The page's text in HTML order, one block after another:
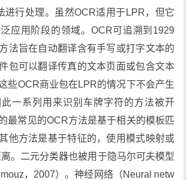
进行处理。虽然OCR适用于LPR，但它
应用阶段的领域。OCR可追溯到1929
法旨在自动翻译含有手写或打字文本的
包可以翻译传真的文本页面或包含文本
些OCR商业包在LPR的情况下不会产生
此一系列用来识别车牌字符的方法被开
最常见的OCR方法是基于相关的模板匹
他方法是基于特征的，使用模式映射或
。二元分类器也被用于隐马尔可夫模型
，2007）。神经网络（Neural netw